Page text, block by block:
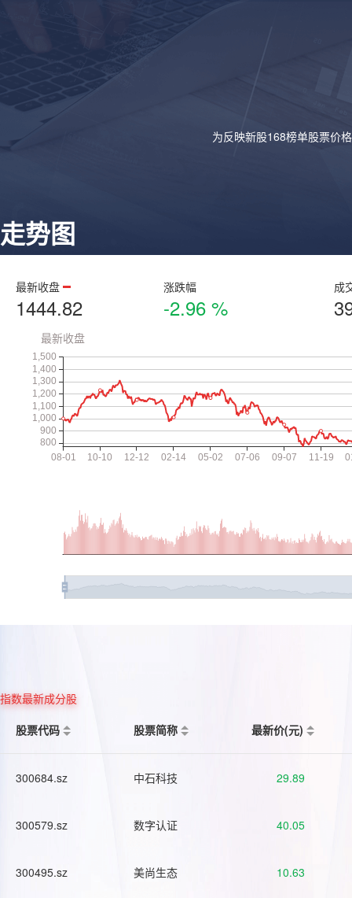
为反映新股168榜单股票价
走势图
最新收盘
1444.82
涨跌幅
-2.96 %
成
指数最新成分股
股票代码
股票简称 最新价(元)
300684.sz 中石科技 29.89
300579.sz 数字认证 40.05
300495.sz 美尚生态 10.63